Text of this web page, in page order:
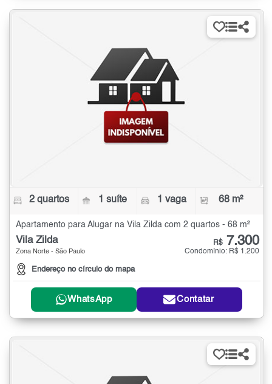
2 quartos 1 suíte 1 vaga 68 m²
Apartamento para Alugar na Vila Zilda com 2 quartos - 68 m²
Vila Zilda
Zona Norte - São Paulo
Endereço no círculo do mapa
R$ 7.300
Condomínio: R$ 1.200
WhatsApp Contatar